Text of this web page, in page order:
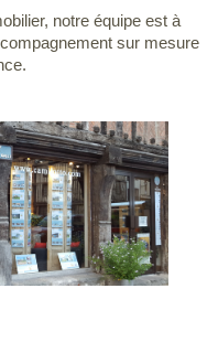
notre équipe est à
sur mesure